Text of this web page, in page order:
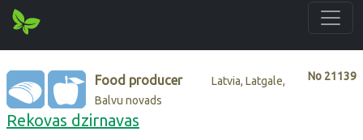
No 21139
Food producer
Latvia, Latgale,
Balvu novads
Rekovas dzirnavas